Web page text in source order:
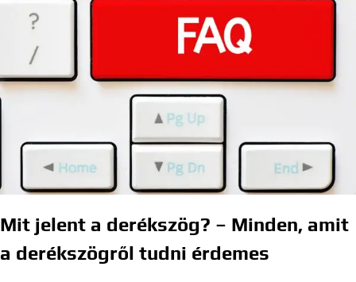
Mit jelent a derékszög? – Minden, amit
a derékszögről tudni érdemes